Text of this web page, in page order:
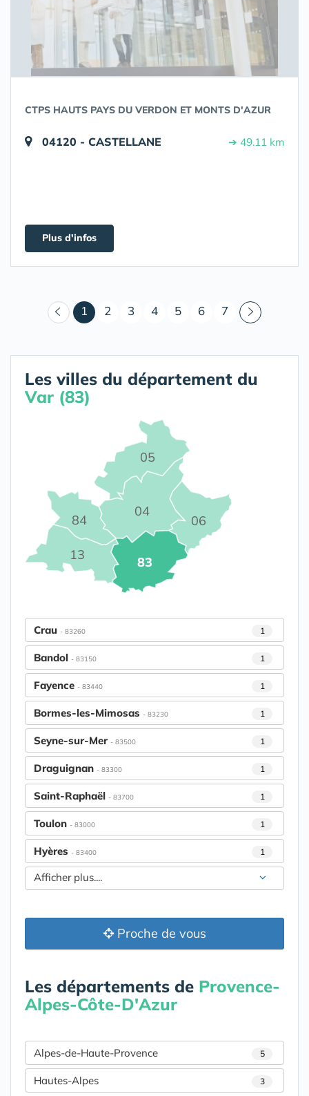
CTPS HAUTS PAYS DU VERDON ET MONTS D'AZUR
04120 - CASTELLANE ➔ 49.11 km
Plus d'infos
1 (courant)
2 3 4 5 6 7
Les villes du département du
Var (83)
04
05
06
13 83
84
Crau - 83260 1
Bandol - 83150 1
Fayence - 83440 1
Bormes-les-Mimosas - 83230 1
Seyne-sur-Mer - 83500 1
Draguignan - 83300 1
Saint-Raphaël - 83700 1
Toulon - 83000 1
Hyères - 83400 1
Afficher plus....
Proche de vous
Les départements de Provence-
Alpes-Côte-D'Azur
Alpes-de-Haute-Provence 5
Hautes-Alpes 3